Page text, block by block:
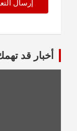
أخبار قد